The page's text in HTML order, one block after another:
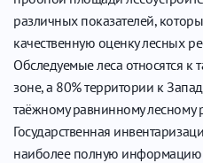
различных показателей,
качественную оценку лесных
Обследуемые леса относятся к
зоне, а 80% территории к
таёжному равнинному лесному
Государственная
наиболее полную информацию